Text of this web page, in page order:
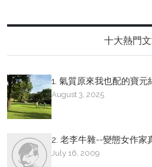
十大熱門
1. 氣質原來我也配的寶元
August 3, 2025
2. 老李牛雜--變態女作家
July 16, 2009